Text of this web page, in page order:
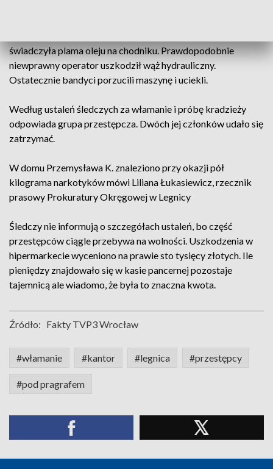
świadczyła plama oleju na chodniku. Prawdopodobnie
niewprawny operator uszkodził wąż hydrauliczny.
Ostatecznie bandyci porzucili maszynę i uciekli.
Według ustaleń śledczych za włamanie i próbę kradzieży
odpowiada grupa przestępcza. Dwóch jej członków udało się
zatrzymać.
W domu Przemysława K. znaleziono przy okazji pół
kilograma narkotyków mówi Liliana Łukasiewicz, rzecznik
prasowy Prokuratury Okręgowej w Legnicy
Śledczy nie informują o szczegółach ustaleń, bo część
przestępców ciągle przebywa na wolności. Uszkodzenia w
hipermarkecie wyceniono na prawie sto tysięcy złotych. Ile
pieniędzy znajdowało się w kasie pancernej pozostaje
tajemnicą ale wiadomo, że była to znaczna kwota.
Źródło: Fakty TVP3 Wrocław
#włamanie #kantor #legnica #przestępcy
#pod pragrafem